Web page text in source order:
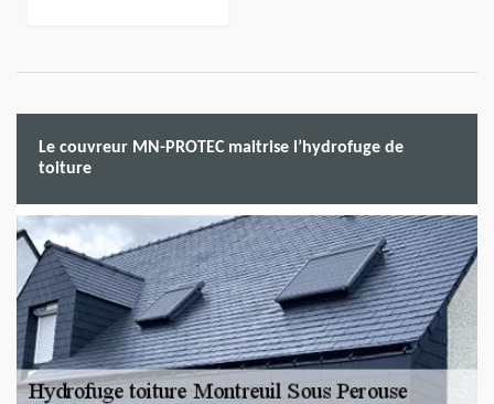
Le couvreur MN-PROTEC maitrise l’hydrofuge de
toiture